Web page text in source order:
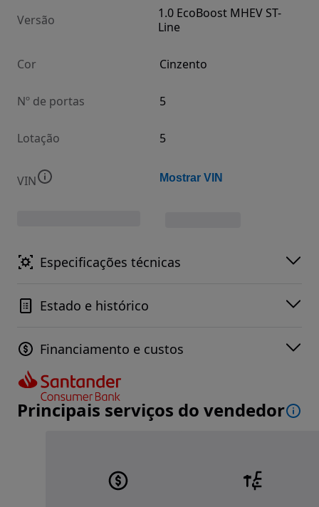
Versão
1.0 EcoBoost MHEV ST-
Line
Cor Cinzento
Nº de portas 5
Lotação 5
VIN Mostrar VIN
Especificações técnicas
Estado e histórico
Financiamento e custos
Principais serviços do vendedor